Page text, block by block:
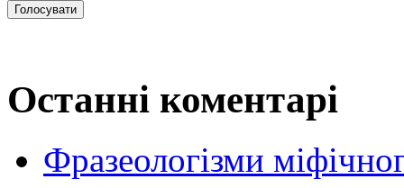
Останні коментарі
Фразеологізми